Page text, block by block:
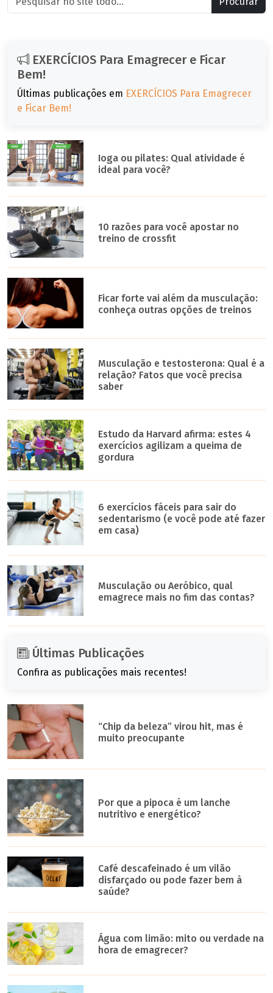
EXERCÍCIOS Para Emagrecer e Ficar
Bem!
Últimas publicações em EXERCÍCIOS Para Emagrecer
e Ficar Bem!
Ioga ou pilates: Qual atividade é
ideal para você?
10 razões para você apostar no
treino de crossfit
Ficar forte vai além da musculação:
conheça outras opções de treinos
Musculação e testosterona: Qual é a
relação? Fatos que você precisa
saber
Estudo da Harvard afirma: estes 4
exercícios agilizam a queima de
gordura
6 exercícios fáceis para sair do
sedentarismo (e você pode até fazer
em casa)
Musculação ou Aeróbico, qual
emagrece mais no fim das contas?
Últimas Publicações
Confira as publicações mais recentes!
“Chip da beleza” virou hit, mas é
muito preocupante
Por que a pipoca é um lanche
nutritivo e energético?
Café descafeinado é um vilão
disfarçado ou pode fazer bem à
saúde?
Água com limão: mito ou verdade na
hora de emagrecer?